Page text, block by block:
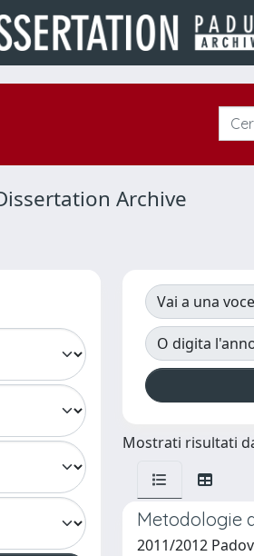
Archive
Vai a una
O digita
Mostrati risultati
Metodologie
2011/2012